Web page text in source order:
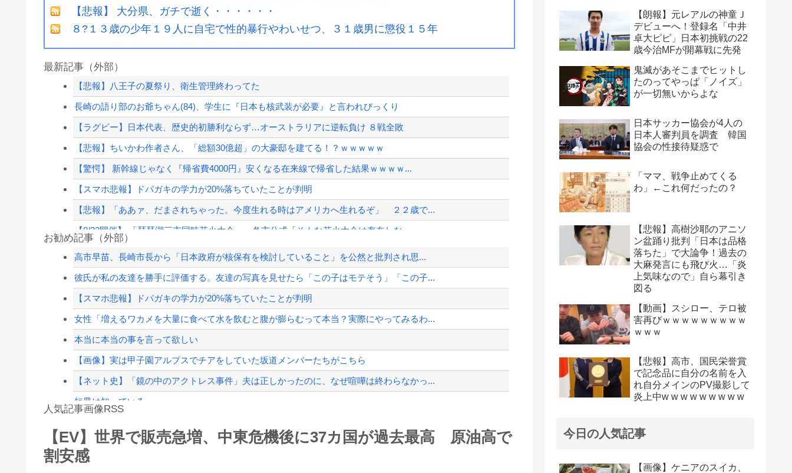
【悲報】 大分県、ガチで逝く・・・・・・
８?１３歳の少年１９人に自宅で性的暴行やわいせつ、３１歳男に懲役１５年
最新記事（外部）
【悲報】八王子の夏祭り、衛生管理終わってた
長崎の語り部のお爺ちゃん(84)、学生に『日本も核武装が必要』と言われびっくり
【ラグビー】日本代表、歴史的初勝利ならず…オーストラリアに逆転負け ８戦全敗
【悲報】ちいかわ作者さん、「総額30億超」の大豪邸を建てる！？ｗｗｗｗｗ
【驚愕】 新幹線じゃなく『帰省費4000円』安くなる在来線で帰省した結果ｗｗｗｗ...
【スマホ悲報】ドパガキの学力が20%落ちていたことが判明
【悲報】「ああァ、だまされちゃった。今度生れる時はアメリカへ生れるぞ」 ２２歳で...
【8/22開催】 「琵琶湖三市同時花火大会」、各市公式「そんな花火大会は存在しな...
神様「筋力、走力、泳力、自転車力………どれか1つの能力を3倍にしてやるぞ＾＾」←...
さんま「どこでもドア？あれ不便やで」
【速報】村上26本 大谷26本wwwwwwwwwwwwwwwwwwwwwwwww...
中国「大豪雨！」三峡ダム「基礎部分破損」中国「全力放流！」台風13号「中国上陸予...
【配信者】「金バエ」のSNS更新が1週間途絶え、様々な憶測が飛び交う。1週間ぶり...
【緊急速報】NYで警官が黒人男性の首を絞め、暴動第二波不可避へ
お勧め記事（外部）
高市早苗、長崎市長から「日本政府が核保有を検討していること」を公然と批判され思...
彼氏が私の友達を勝手に評価する。友達の写真を見せたら「この子はモテそう」「この子...
【スマホ悲報】ドパガキの学力が20%落ちていたことが判明
女性「増えるワカメを大量に食べて水を飲むと腹が膨らむって本当？実際にやってみるわ...
本当に本当の事を言って欲しい
【画像】実は甲子園アルプスでチアをしていた坂道メンバーたちがこちら
【ネット史】「鏡の中のアクトレス事件」夫は正しかったのに、なぜ喧嘩は終わらなかっ...
短冊は知っている
大男「1回戦の相手はこのｶﾞｷか？楽勝だな」少年剣士「…ふんっ、あまり調子に乗ら...
8/4のニュース
人気記事画像RSS
【EV】世界で販売急増、中東危機後に37カ国が過去最高 原油高で
割安感
【朗報】元レアルの神童Ｊ
デビューへ！登録名「中井
卓大ピピ」日本初挑戦の22
歳今治MFが開幕戦に先発
鬼滅があそこまでヒットし
たのってやっぱ「ノイズ」
が一切無いからよな
日本サッカー協会が4人の
日本人審判員を調査 韓国
協会の性接待疑惑で
「ママ、戦争止めてくる
わ」←これ何だったの？
【悲報】高樹沙耶のアニソ
ン盆踊り批判「日本は品格
落ちた」で大論争！過去の
大麻発言にも飛び火…「炎
上気味なので」自ら幕引き
図る
【動画】スシロー、テロ被
害再びｗｗｗｗｗｗｗｗｗ
ｗｗｗ
【悲報】高市、国民栄誉賞
で記念品に自分の名前を入
れ自分メインのPV撮影して
炎上中w w w w w w w w w
今日の人気記事
【画像】ケニアのスイカ、